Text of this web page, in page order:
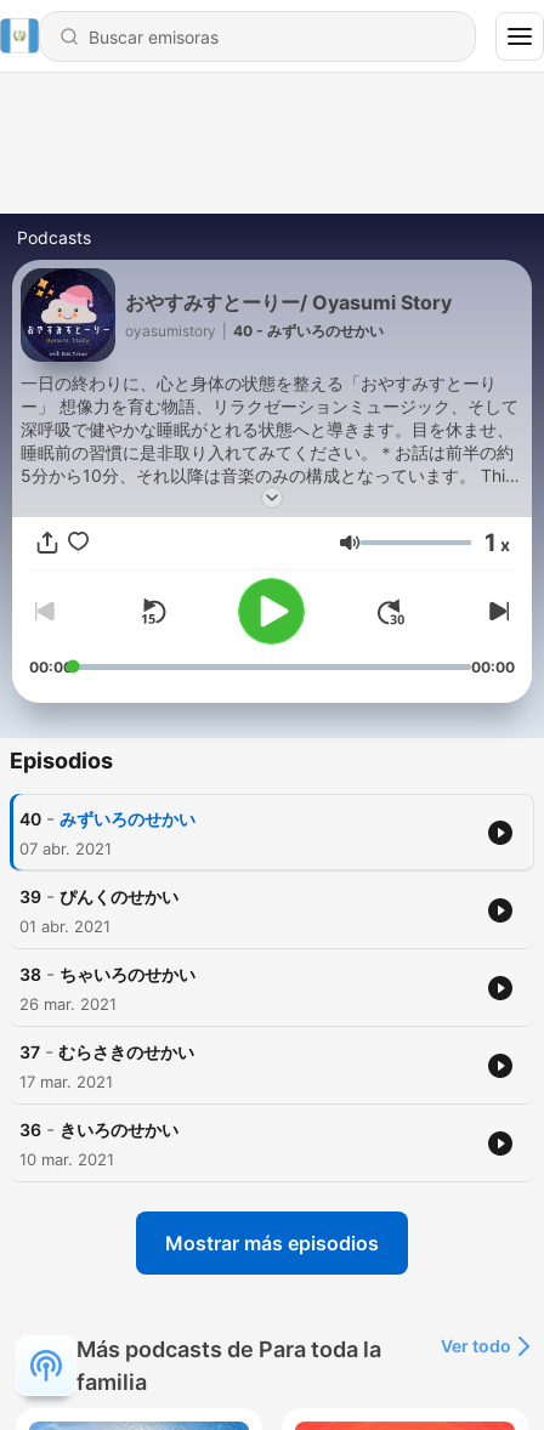
Podcasts
おやすみすとーりー/ Oyasumi Story
oyasumistory 40 - みずいろのせかい
一日の終わりに、心と身体の状態を整える「おやすみすとーり
ー」 想像力を育む物語、リラクゼーションミュージック、そして
深呼吸で健やかな睡眠がとれる状態へと導きます。目を休ませ、
睡眠前の習慣に是非取り入れてみてください。＊お話は前半の約
5分から10分、それ以降は音楽のみの構成となっています。 This
is a bed-time story podcast in Japanese. With breathing
exercises, music and story, this podcast will lead you and your
children to be in a balanced place, both mentally as well as
perfect for a child who started learning Japanese. Wishing you
all the best. Good night and Oyasumi☆ All stories are owned
by Oyasumi Story Team. 【Follow us on：YouTube, and
Instagram @oyasumistory】 こえ： Emi Yasuo
Volumen 1 x
00:00 00:00
Episodios
40 - みずいろのせかい
07 abr. 2021
39 - ぴんくのせかい
01 abr. 2021
38 - ちゃいろのせかい
26 mar. 2021
37 - むらさきのせかい
17 mar. 2021
36 - きいろのせかい
10 mar. 2021
Mostrar más episodios
Más podcasts de Para toda la
familia
Ver todo